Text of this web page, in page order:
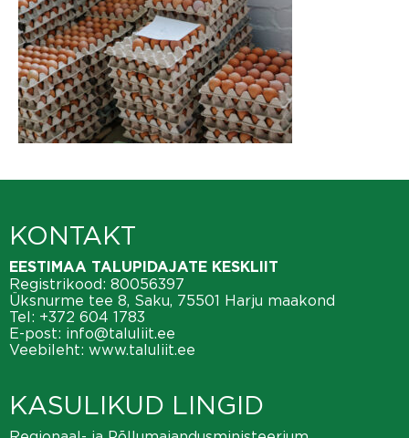
KONTAKT
EESTIMAA TALUPIDAJATE KESKLIIT
Registrikood: 80056397
Üksnurme tee 8, Saku, 75501 Harju maakond
Tel: +372 604 1783
E-post: info@taluliit.ee
Veebileht: www.taluliit.ee
KASULIKUD LINGID